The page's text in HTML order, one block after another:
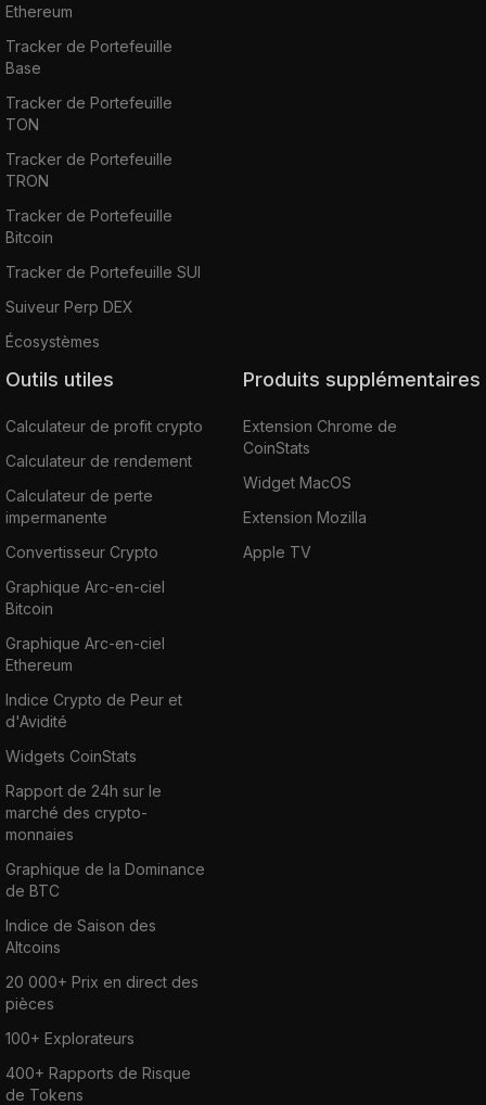
Ethereum
Tracker de Portefeuille
Base
Tracker de Portefeuille
TON
Tracker de Portefeuille
TRON
Tracker de Portefeuille
Bitcoin
Tracker de Portefeuille SUI
Suiveur Perp DEX
Écosystèmes
Outils utiles
Calculateur de profit crypto
Calculateur de rendement
Calculateur de perte
impermanente
Convertisseur Crypto
Graphique Arc-en-ciel
Bitcoin
Graphique Arc-en-ciel
Ethereum
Indice Crypto de Peur et
d'Avidité
Widgets CoinStats
Rapport de 24h sur le
marché des crypto-
monnaies
Graphique de la Dominance
de BTC
Indice de Saison des
Altcoins
20 000+ Prix en direct des
pièces
100+ Explorateurs
400+ Rapports de Risque
de Tokens
Produits supplémentaires
Extension Chrome de
CoinStats
Widget MacOS
Extension Mozilla
Apple TV